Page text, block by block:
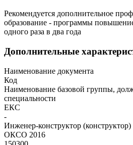
Рекомендуется дополнительное
образование - программы
одного раза в два года
Дополнительные
Наименование документа
Код
Наименование базовой группы,
специальности
ЕКС
-
Инженер-конструктор (конструктор)
ОКСО 2016